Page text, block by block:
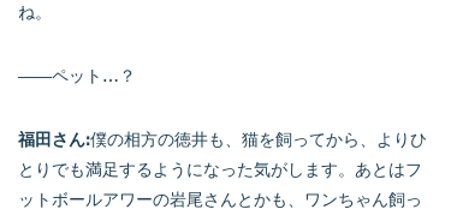
ね。
――ペット…？
福田さん:僕の相方の徳井も、猫を飼ってから、よりひ
とりでも満足するようになった気がします。あとはフ
ットボールアワーの岩尾さんとかも、ワンちゃん飼っ